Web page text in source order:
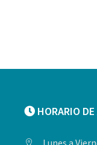
HORARIO